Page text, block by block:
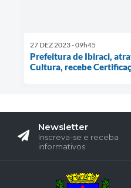
27 DEZ 2023 - 09h45
Prefeitura de Ibiraci,
Cultura, recebe
Newsletter
Inscreva-se e receba
informativos